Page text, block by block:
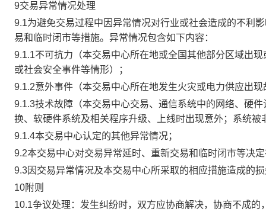
9交易异常情况处理
9.1为避免交易过程中因异常情况对行业或社会造成的不利
易和临时闭市等措施。异常情况包含如下内容：
9.1.1不可抗力（本交易中心所在地或全国其他部分区域出
或社会安全事件等情形）；
9.1.2意外事件（本交易中心所在地发生火灾或电力供应出
9.1.3技术故障（本交易中心交易、通信系统中的网络、硬
换、软硬件系统及相关程序升级、上线时出现意外；系统
9.1.4本交易中心认定的其他异常情况；
9.2本交易中心对交易异常延时、重新交易和临时闭市等决
9.3因交易异常情况及本交易中心所采取的相应措施造成的
10附则
10.1争议处理：发生纠纷时，双方应协商解决，协商不成